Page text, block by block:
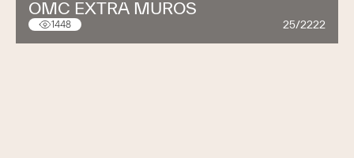
OMC EXTRA MUROS
1448 25/2222